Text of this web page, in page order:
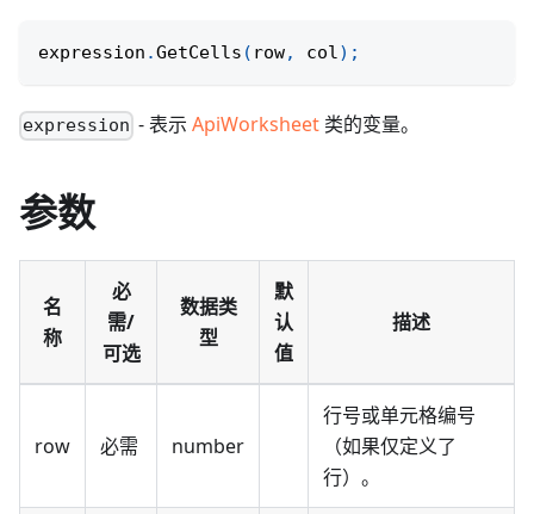
expression .GetCells ( row, col) ;
expression - 表示ApiWorksheet 类的变量。
参数
名
称
必
需/
可选
数据类
型
默
认
值
描述
row 必需 number
行号或单元格编号
（如果仅定义了
行）。